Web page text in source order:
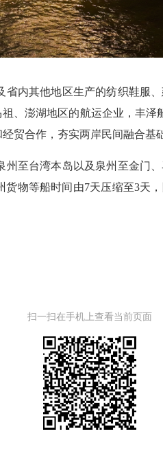
其他地区生产的纺织鞋服
、澎湖地区的航运企业，丰泽
贸合作，夯实两岸民间融合基
台湾本岛以及泉州至金门
物等船时间由7天压缩至3天
扫一扫在手机上查看当前页面